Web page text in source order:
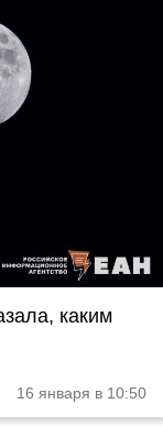
каким
16 января в 10:50